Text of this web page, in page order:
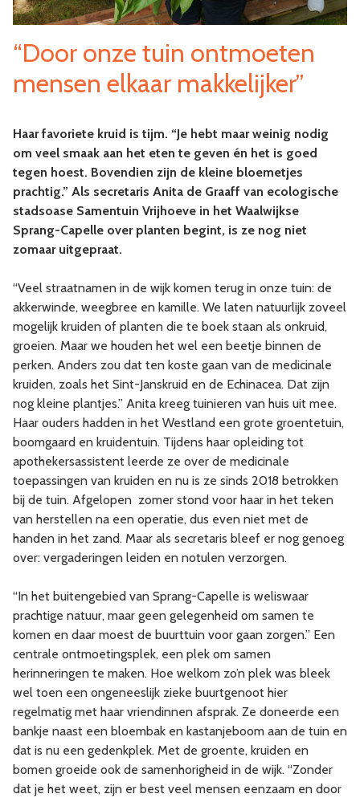
“Door onze tuin ontmoeten
mensen elkaar makkelijker”
Haar favoriete kruid is tijm. “Je hebt maar weinig nodig
om veel smaak aan het eten te geven én het is goed
tegen hoest. Bovendien zijn de kleine bloemetjes
prachtig.” Als secretaris Anita de Graaff van ecologische
stadsoase Samentuin Vrijhoeve in het Waalwijkse
Sprang-Capelle over planten begint, is ze nog niet
zomaar uitgepraat.
“Veel straatnamen in de wijk komen terug in onze tuin: de
akkerwinde, weegbree en kamille. We laten natuurlijk zoveel
mogelijk kruiden of planten die te boek staan als onkruid,
groeien. Maar we houden het wel een beetje binnen de
perken. Anders zou dat ten koste gaan van de medicinale
kruiden, zoals het Sint-Janskruid en de Echinacea. Dat zijn
nog kleine plantjes.” Anita kreeg tuinieren van huis uit mee.
Haar ouders hadden in het Westland een grote groentetuin,
boomgaard en kruidentuin. Tijdens haar opleiding tot
apothekersassistent leerde ze over de medicinale
toepassingen van kruiden en nu is ze sinds 2018 betrokken
bij de tuin. Afgelopen zomer stond voor haar in het teken
van herstellen na een operatie, dus even niet met de
handen in het zand. Maar als secretaris bleef er nog genoeg
over: vergaderingen leiden en notulen verzorgen.
“In het buitengebied van Sprang-Capelle is weliswaar
prachtige natuur, maar geen gelegenheid om samen te
komen en daar moest de buurttuin voor gaan zorgen.” Een
centrale ontmoetingsplek, een plek om samen
herinneringen te maken. Hoe welkom zo’n plek was bleek
wel toen een ongeneeslijk zieke buurtgenoot hier
regelmatig met haar vriendinnen afsprak. Ze doneerde een
bankje naast een bloembak en kastanjeboom aan de tuin en
dat is nu een gedenkplek. Met de groente, kruiden en
bomen groeide ook de samenhorigheid in de wijk. “Zonder
dat je het weet, zijn er best veel mensen eenzaam en door